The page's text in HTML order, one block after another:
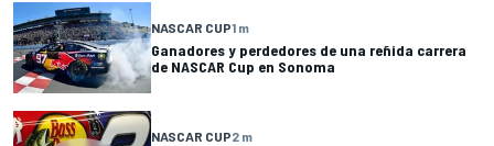
NASCAR CUP1 m
Ganadores y perdedores de una reñida carrera
de NASCAR Cup en Sonoma
NASCAR CUP2 m